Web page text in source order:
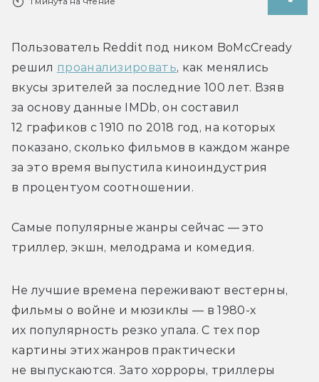
Пользователь Reddit под ником BoMcCready
решил проанализировать, как менялись
вкусы зрителей за последние 100 лет. Взяв
за основу данные IMDb, он составил
12 графиков с 1910 по 2018 год, на которых
показано, сколько фильмов в каждом жанре
за это время выпустила киноиндустрия
в процентyом соотношении.
Самые популярные жанры сейчас — это
триллер, экшн, мелодрама и комедия.
Не лучшие времена переживают вестерны,
фильмы о войне и мюзиклы — в 1980-х
их популярность резко упала. С тех пор
картины этих жанров практически
не выпускаются. Зато хорроры, триллеры